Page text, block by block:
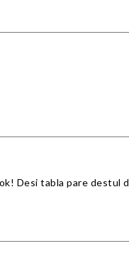
Desi tabla pare destul